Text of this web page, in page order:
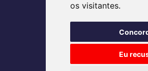
os visitantes.
Eu
Nos acompanhe